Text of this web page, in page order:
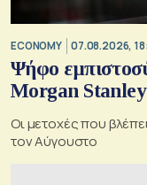
ECONOMY 07.08.2026,
Ψήφο
Morgan Stanley
Οι μετοχές που
τον Αύγουστο